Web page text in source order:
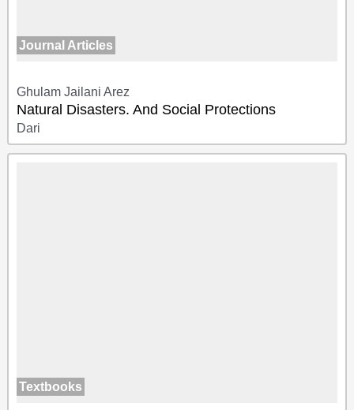
Journal Articles
Ghulam Jailani Arez
Natural Disasters. And Social Protections
Dari
Textbooks